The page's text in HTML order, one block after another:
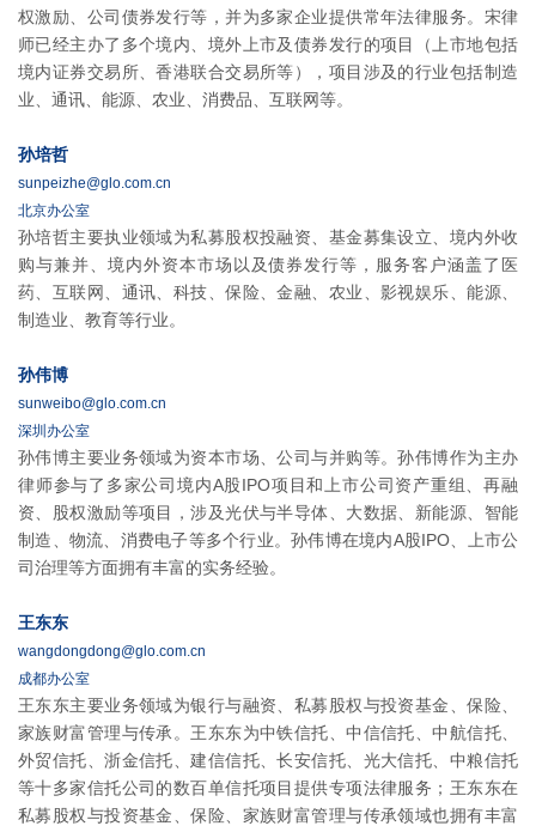
权激励、公司债券发行等，并为多家企业提供常年法律服务。宋律
师已经主办了多个境内、境外上市及债券发行的项目（上市地包括
境内证券交易所、香港联合交易所等），项目涉及的行业包括制造
业、通讯、能源、农业、消费品、互联网等。
孙培哲
sunpeizhe@glo.com.cn
北京办公室
孙培哲主要执业领域为私募股权投融资、基金募集设立、境内外收
购与兼并、境内外资本市场以及债券发行等，服务客户涵盖了医
药、互联网、通讯、科技、保险、金融、农业、影视娱乐、能源、
制造业、教育等行业。
孙伟博
sunweibo@glo.com.cn
深圳办公室
孙伟博主要业务领域为资本市场、公司与并购等。孙伟博作为主办
律师参与了多家公司境内A股IPO项目和上市公司资产重组、再融
资、股权激励等项目，涉及光伏与半导体、大数据、新能源、智能
制造、物流、消费电子等多个行业。孙伟博在境内A股IPO、上市公
司治理等方面拥有丰富的实务经验。
王东东
wangdongdong@glo.com.cn
成都办公室
王东东主要业务领域为银行与融资、私募股权与投资基金、保险、
家族财富管理与传承。王东东为中铁信托、中信信托、中航信托、
外贸信托、浙金信托、建信信托、长安信托、光大信托、中粮信托
等十多家信托公司的数百单信托项目提供专项法律服务；王东东在
私募股权与投资基金、保险、家族财富管理与传承领域也拥有丰富